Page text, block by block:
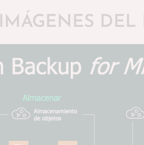
IMÁGENES DEL